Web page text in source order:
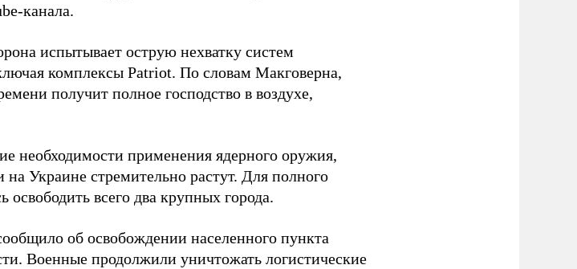
канала.
испытывает острую нехватку систем
комплексы Patriot. По словам Макговерна,
получит полное господство в воздухе,
необходимости применения ядерного оружия,
Украине стремительно растут. Для полного
освободить всего два крупных города.
об освобождении населенного пункта
Военные продолжили уничтожать логистические